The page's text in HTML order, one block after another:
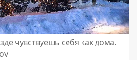
чувствуешь себя как дома.